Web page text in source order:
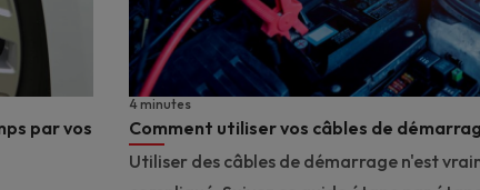
par vos
Comment utiliser vos câbles de
4 minutes
Utiliser des câbles de démarrage n'est